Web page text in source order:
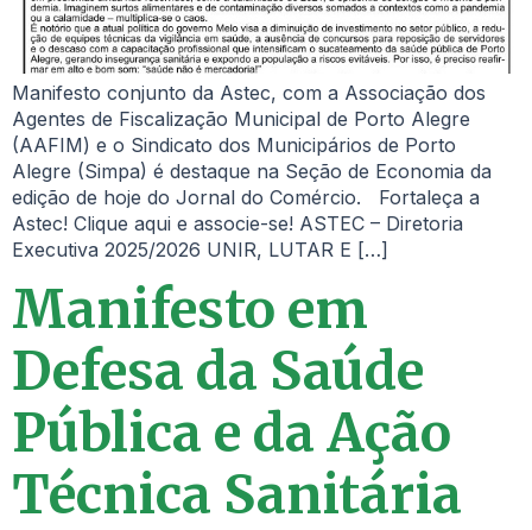
Manifesto conjunto da Astec, com a Associação dos
Agentes de Fiscalização Municipal de Porto Alegre
(AAFIM) e o Sindicato dos Municipários de Porto
Alegre (Simpa) é destaque na Seção de Economia da
edição de hoje do Jornal do Comércio. Fortaleça a
Astec! Clique aqui e associe-se! ASTEC – Diretoria
Executiva 2025/2026 UNIR, LUTAR E […]
Manifesto em
Defesa da Saúde
Pública e da Ação
Técnica Sanitária